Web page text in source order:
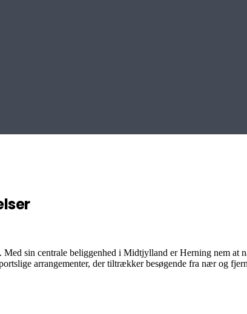
sin centrale beliggenhed i Midtjylland er Herning nem at
arrangementer, der tiltrækker besøgende fra nær og